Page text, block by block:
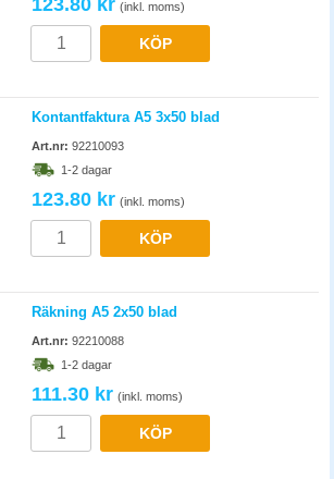
123.80 kr (inkl. moms)
KÖP
Kontantfaktura A5 3x50 blad
Art.nr: 92210093
1-2 dagar
123.80 kr (inkl. moms)
KÖP
Räkning A5 2x50 blad
Art.nr: 92210088
1-2 dagar
111.30 kr (inkl. moms)
KÖP